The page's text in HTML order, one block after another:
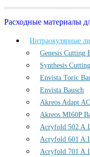
Расходные материалы
Интраокулярные
Genesis Cutting
Synthesis
Envista Toric
Envista Bausch
Akreos Adapt
Akreos MI60P
Acryfold 502
Acryfold 601
Acryfold 701